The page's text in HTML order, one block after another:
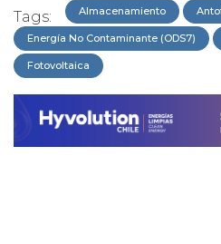
Tags: Almacenamiento
Energía No Contaminante (ODS7)
Fotovoltaica